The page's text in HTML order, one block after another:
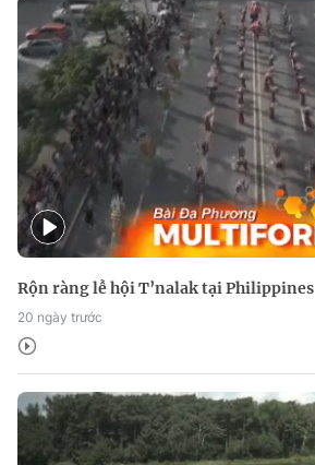
Rộn ràng lễ hội T’nalak tại Philippines
20 ngày trước